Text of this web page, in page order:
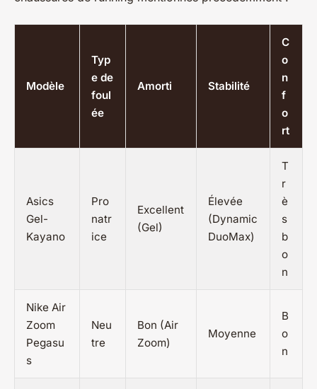
Modèle
Typ
e de
foul
ée
Amorti Stabilité
C
o
n
f
o
rt
Asics
Gel-
Kayano
Pro
natr
ice
Excellent
(Gel)
Élevée
(Dynamic
DuoMax)
T
r
è
s
b
o
n
Nike Air
Zoom
Pegasu
s
Neu
tre
Bon (Air
Zoom)
Moyenne
B
o
n